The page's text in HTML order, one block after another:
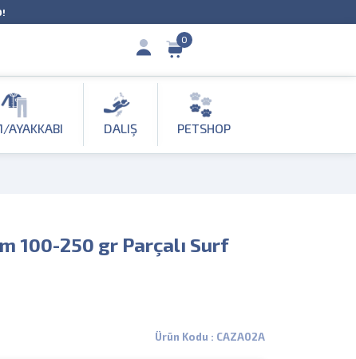
0
AYAKKABI DALIŞ PETSHOP
100-250 gr Parçalı Surf
Ürün Kodu : CAZA02A